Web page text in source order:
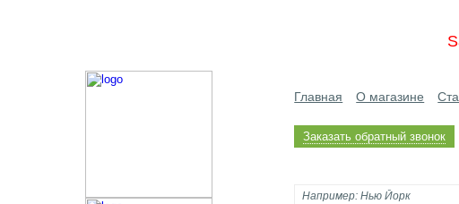
Главная О магазине
Заказать обратный звонок